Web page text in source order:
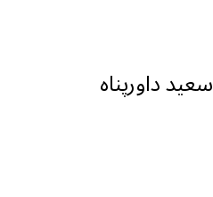
سعید داورپناه